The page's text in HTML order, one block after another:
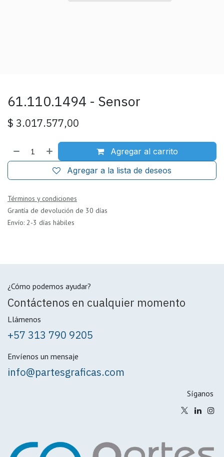
61.110.1494 - Sensor
$ 3.017.577,00
Agregar al carrito
Agregar a la lista de deseos
Términos y condiciones
Grantía de devolución de 30 días
Envío: 2-3 días hábiles
¿Cómo podemos ayudar?
Contáctenos en cualquier momento
Llámenos
+57 313 790 9205
Envíenos un mensaje
info@partesgraficas.com
Síganos